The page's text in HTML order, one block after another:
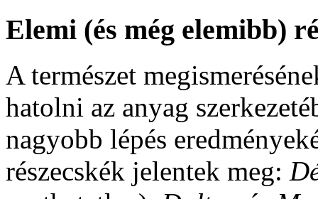
Elemi (és még elemibb)
A természet
hatolni az anyag
nagyobb lépés
részecskék jelentek meg: